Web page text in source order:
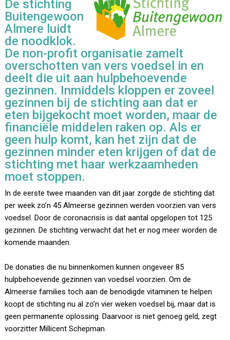
De stichting
Buitengewoon
Almere luidt
de noodklok.
De non-profit organisatie zamelt
overschotten van vers voedsel in en
deelt die uit aan hulpbehoevende
gezinnen. Inmiddels kloppen er zoveel
gezinnen bij de stichting aan dat er
eten bijgekocht moet worden, maar de
financiële middelen raken op. Als er
geen hulp komt, kan het zijn dat de
gezinnen minder eten krijgen of dat de
stichting met haar werkzaamheden
moet stoppen.
In de eerste twee maanden van dit jaar zorgde de stichting dat
per week zo’n 45 Almeerse gezinnen werden voorzien van vers
voedsel. Door de coronacrisis is dat aantal opgelopen tot 125
gezinnen. De stichting verwacht dat het er nog meer worden de
komende maanden.
De donaties die nu binnenkomen kunnen ongeveer 85
hulpbehoevende gezinnen van voedsel voorzien. Om de
Almeerse families toch aan de benodigde vitaminen te helpen
koopt de stichting nu al zo’n vier weken voedsel bij, maar dat is
geen permanente oplossing. Daarvoor is niet genoeg geld, zegt
voorzitter Millicent Schepman.